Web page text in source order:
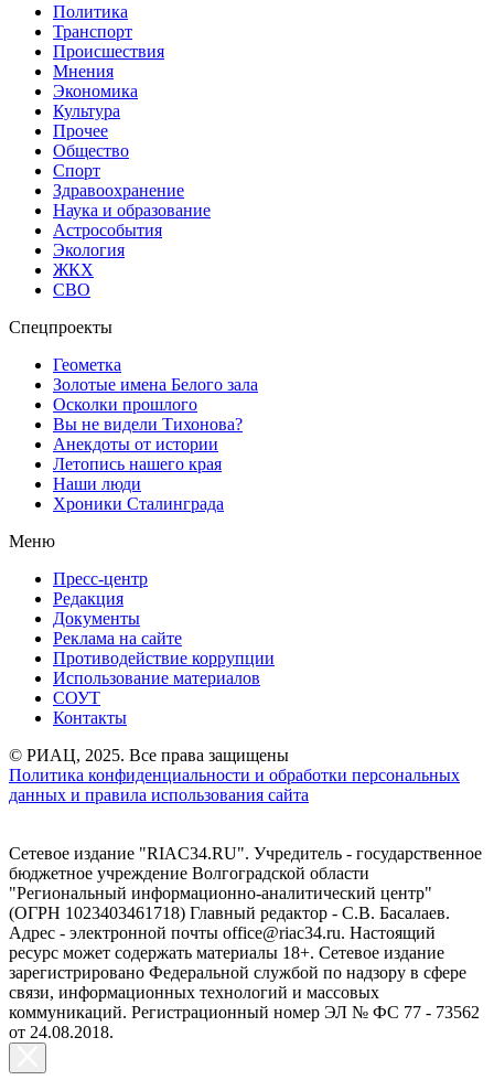
Политика
Транспорт
Происшествия
Мнения
Экономика
Культура
Прочее
Общество
Спорт
Здравоохранение
Наука и образование
Астрособытия
Экология
ЖКХ
СВО
Спецпроекты
Геометка
Золотые имена Белого зала
Осколки прошлого
Вы не видели Тихонова?
Анекдоты от истории
Летопись нашего края
Наши люди
Хроники Сталинграда
Меню
Пресс-центр
Редакция
Документы
Реклама на сайте
Противодействие коррупции
Использование материалов
СОУТ
Контакты
© РИАЦ, 2025. Все права защищены
Политика конфиденциальности и обработки персональных
данных и правила использования сайта
Сетевое издание "RIAC34.RU". Учредитель - государственное
бюджетное учреждение Волгоградской области
"Региональный информационно-аналитический центр"
(ОГРН 1023403461718) Главный редактор - С.В. Басалаев.
Адрес - электронной почты office@riac34.ru. Настоящий
ресурс может содержать материалы 18+. Сетевое издание
зарегистрировано Федеральной службой по надзору в сфере
связи, информационных технологий и массовых
коммуникаций. Регистрационный номер ЭЛ № ФС 77 - 73562
от 24.08.2018.